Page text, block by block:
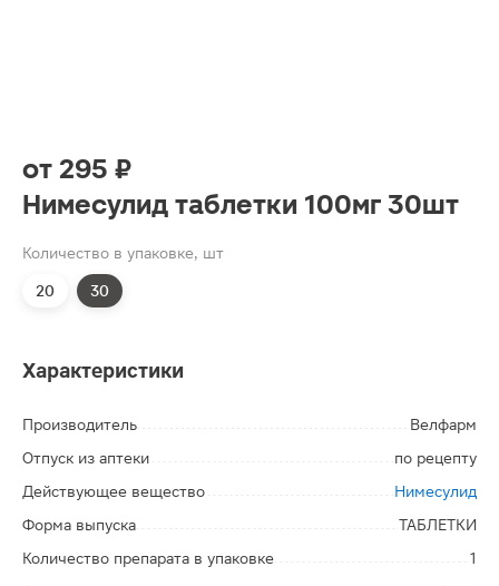
от 295 ₽
Нимесулид таблетки 100мг 30шт
Количество в упаковке, шт
20 30
Характеристики
Производитель
Велфарм
Отпуск из аптеки
по рецепту
Действующее вещество
Нимесулид
Форма выпуска
ТАБЛЕТКИ
Количество препарата в упаковке
1